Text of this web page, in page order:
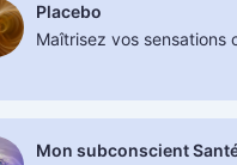
Placebo
Maîtrisez vos sensations
Mon subconscient